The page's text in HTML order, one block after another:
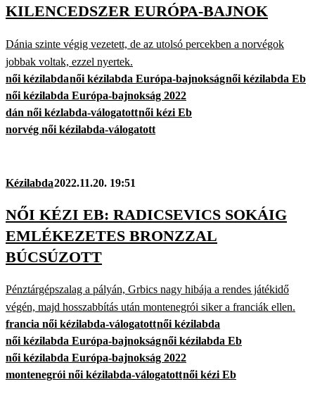
KILENCEDSZER EURÓPA-BAJNOK
Dánia szinte végig vezetett, de az utolsó percekben a norvégok
jobbak voltak, ezzel nyertek.
női kézilabdanői kézilabda Európa-bajnokságnői kézilabda Eb
női kézilabda Európa-bajnokság 2022
dán női kézlabda-válogatottnői kézi Eb
norvég női kézilabda-válogatott
Kézilabda2022.11.20. 19:51
NŐI KÉZI EB: RADICSEVICS SOKÁIG
EMLÉKEZETES BRONZZAL
BÚCSÚZOTT
Pénztárgépszalag a pályán, Grbics nagy hibája a rendes játékidő
végén, majd hosszabbítás után montenegrói siker a franciák ellen.
francia női kézilabda-válogatottnői kézilabda
női kézilabda Európa-bajnokságnői kézilabda Eb
női kézilabda Európa-bajnokság 2022
montenegrói női kézilabda-válogatottnői kézi Eb